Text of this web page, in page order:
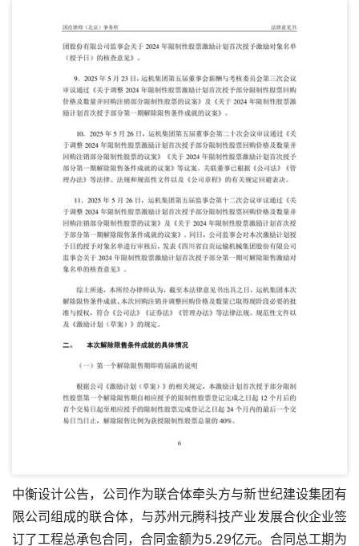
中衡设计公告，公司作为联合体牵头方与新世纪建设集团有
限公司组成的联合体，与苏州元腾科技产业发展合伙企业签
订了工程总承包合同，合同金额为5.29亿元。合同总工期为